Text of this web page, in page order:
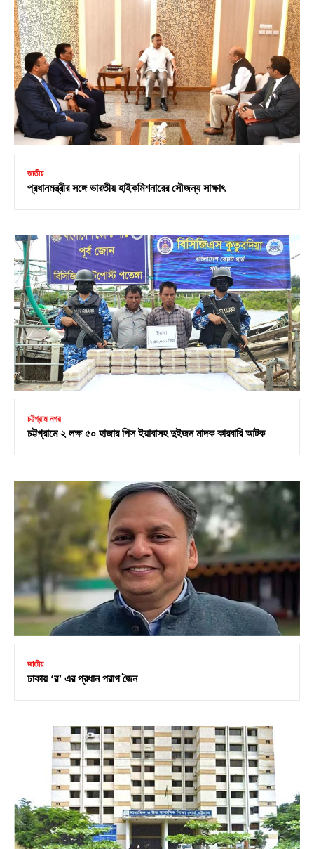
জাতীয়
প্রধানমন্ত্রীর সঙ্গে ভারতীয় হাইকমিশনারের সৌজন্য সাক্ষাৎ
চট্টগ্রাম নগর
চট্টগ্রামে ২ লক্ষ ৫০ হাজার পিস ইয়াবাসহ দুইজন মাদক কারবারি আটক
জাতীয়
ঢাকায় ‘র’ এর প্রধান পরাগ জৈন